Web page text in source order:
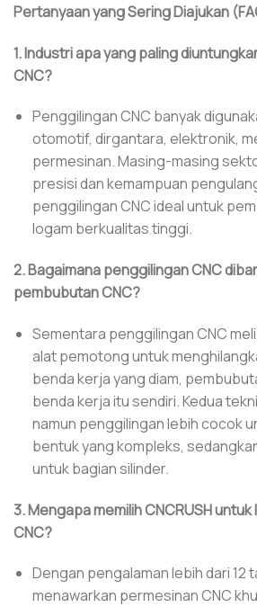
Pertanyaan yang Sering Diajukan
1. Industri apa yang paling
CNC?
Penggilingan CNC banyak
otomotif, dirgantara, elektronik,
permesinan. Masing-masing
presisi dan kemampuan
penggilingan CNC ideal untuk
logam berkualitas tinggi.
2. Bagaimana penggilingan CNC
pembubutan CNC?
Sementara penggilingan CNC
alat pemotong untuk
benda kerja yang diam,
benda kerja itu sendiri. Kedua
namun penggilingan lebih cocok
bentuk yang kompleks,
untuk bagian silinder.
3. Mengapa memilih CNCRUSH
CNC?
Dengan pengalaman lebih dari 12
menawarkan permesinan CNC